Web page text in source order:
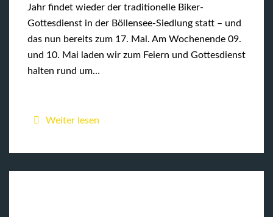
Jahr findet wieder der traditionelle Biker-
Gottesdienst in der Böllensee-Siedlung statt – und
das nun bereits zum 17. Mal. Am Wochenende 09.
und 10. Mai laden wir zum Feiern und Gottesdienst
halten rund um…
Weiter lesen